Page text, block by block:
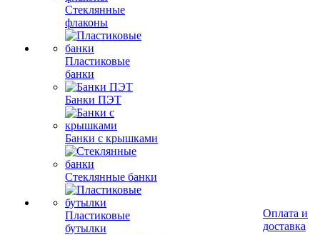
Стеклянные
флаконы
Пластиковые
банки
Банки ПЭТ
Банки с крышками
Стеклянные банки
Пластиковые
бутылки
Оплата и
доставка